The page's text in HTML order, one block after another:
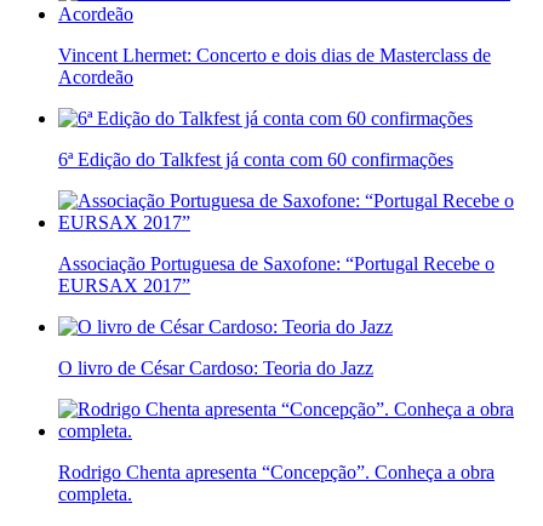
Vincent Lhermet: Concerto e dois dias de Masterclass de
Acordeão
6ª Edição do Talkfest já conta com 60 confirmações
Associação Portuguesa de Saxofone: “Portugal Recebe o
EURSAX 2017”
O livro de César Cardoso: Teoria do Jazz
Rodrigo Chenta apresenta “Concepção”. Conheça a obra
completa.